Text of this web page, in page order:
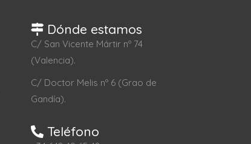
Dónde estamos
C/ San Vicente Mártir nº 74
(Valencia).
C/ Doctor Melis nº 6 (Grao de
Gandía).
Teléfono